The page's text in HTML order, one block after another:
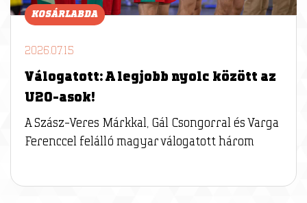
KOSÁRLABDA
2026.07.15
Válogatott: A legjobb nyolc között az
U20-asok!
A Szász-Veres Márkkal, Gál Csongorral és Varga
Ferenccel felálló magyar válogatott három